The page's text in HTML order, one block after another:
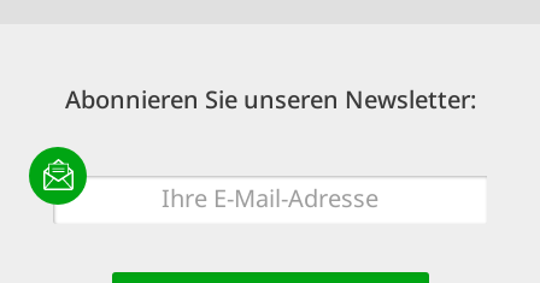
Abonnieren Sie unseren Newsletter:
E-
Mail